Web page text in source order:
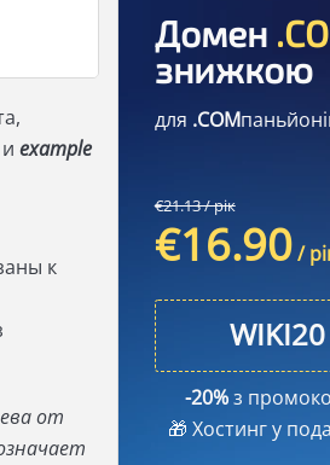
example
к
от
Домен
знижкою
для .COM
€21.13 / рік
€16.90/
-20%з
🎁 Хостинг у